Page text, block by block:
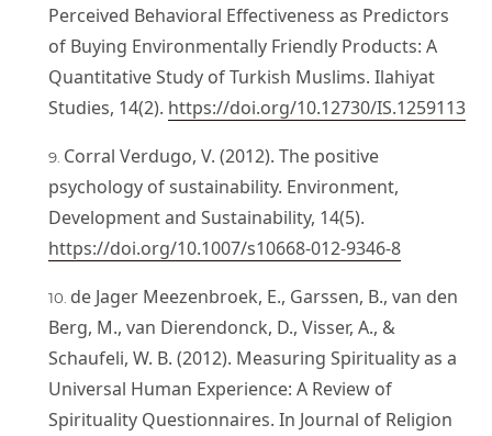
Perceived Behavioral Effectiveness as Predictors
of Buying Environmentally Friendly Products: A
Quantitative Study of Turkish Muslims. Ilahiyat
Studies, 14(2). https://doi.org/10.12730/IS.1259113
Corral Verdugo, V. (2012). The positive
psychology of sustainability. Environment,
Development and Sustainability, 14(5).
https://doi.org/10.1007/s10668-012-9346-8
de Jager Meezenbroek, E., Garssen, B., van den
Berg, M., van Dierendonck, D., Visser, A., &
Schaufeli, W. B. (2012). Measuring Spirituality as a
Universal Human Experience: A Review of
Spirituality Questionnaires. In Journal of Religion